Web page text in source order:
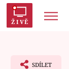
ŽIVĚ
SDÍLET